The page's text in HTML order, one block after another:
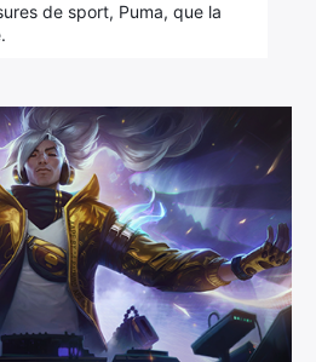
de sport, Puma, que la